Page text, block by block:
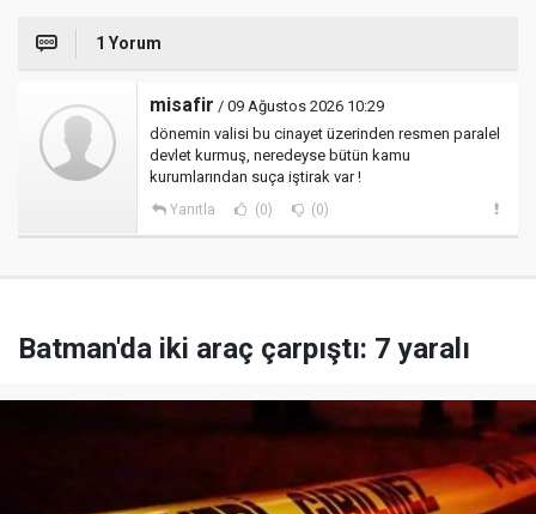
1 Yorum
misafir / 09 Ağustos 2026 10:29
dönemin valisi bu cinayet üzerinden resmen paralel
devlet kurmuş, neredeyse bütün kamu
kurumlarından suça iştirak var !
Yanıtla (0) (0)
Batman'da iki araç çarpıştı: 7 yaralı